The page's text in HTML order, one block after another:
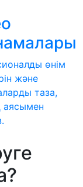
өнім
және
таза,
аясымен